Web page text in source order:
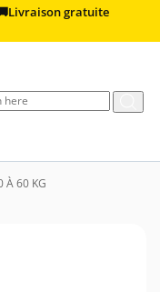
À 60 KG